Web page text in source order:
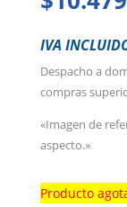
IVA
Despacho a
compras
«Imagen de
aspecto.»
Producto